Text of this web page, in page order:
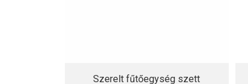
Szerelt fűtőegység szett